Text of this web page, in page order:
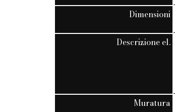
Dimensioni
Descrizione el.
Muratura